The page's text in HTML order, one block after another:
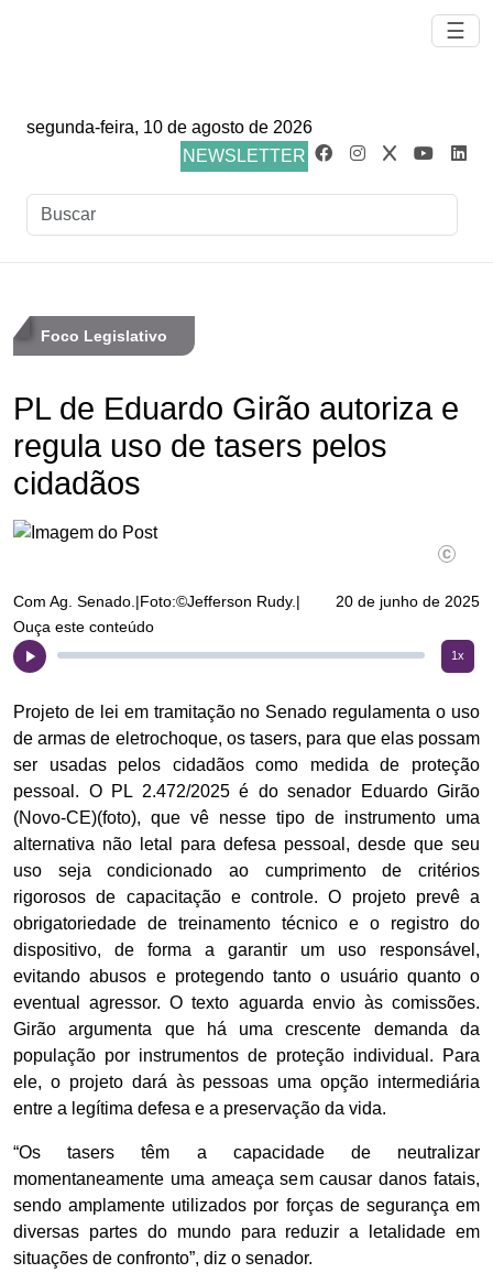
☰
segunda-feira, 10 de agosto de 2026
NEWSLETTER
Foco Legislativo
PL de Eduardo Girão autoriza e
regula uso de tasers pelos
cidadãos
Com Ag. Senado.|Foto:©Jefferson Rudy.|
20 de junho de 2025
Ouça este conteúdo
1x
Projeto de lei em tramitação no Senado regulamenta o uso
de armas de eletrochoque, os tasers, para que elas possam
ser usadas pelos cidadãos como medida de proteção
pessoal. O PL 2.472/2025 é do senador Eduardo Girão
(Novo-CE)(foto), que vê nesse tipo de instrumento uma
alternativa não letal para defesa pessoal, desde que seu
uso seja condicionado ao cumprimento de critérios
rigorosos de capacitação e controle. O projeto prevê a
obrigatoriedade de treinamento técnico e o registro do
dispositivo, de forma a garantir um uso responsável,
evitando abusos e protegendo tanto o usuário quanto o
eventual agressor. O texto aguarda envio às comissões.
Girão argumenta que há uma crescente demanda da
população por instrumentos de proteção individual. Para
ele, o projeto dará às pessoas uma opção intermediária
entre a legítima defesa e a preservação da vida.
“Os tasers têm a capacidade de neutralizar
momentaneamente uma ameaça sem causar danos fatais,
sendo amplamente utilizados por forças de segurança em
diversas partes do mundo para reduzir a letalidade em
situações de confronto”, diz o senador.